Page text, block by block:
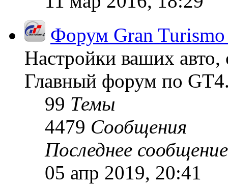
Форум Gran
Настройки ваших авто,
Главный форум по
99 Темы
4479 Сообщения
Последнее сообщение
05 апр 2019, 20:41